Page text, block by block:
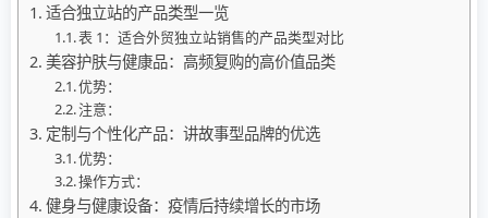
适合独立站的产品类型一览
表 1：适合外贸独立站销售的产品类型对比
美容护肤与健康品：高频复购的高价值品类
优势：
注意：
定制与个性化产品：讲故事型品牌的优选
优势：
操作方式：
健身与健康设备：疫情后持续增长的市场